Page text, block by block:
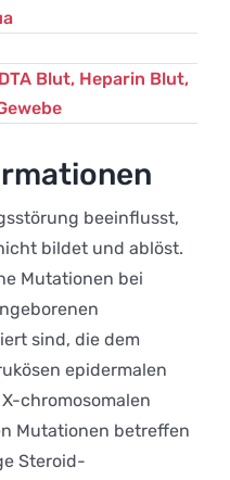
Blut, Heparin Blut,
beeinflusst,
bildet und ablöst.
Mutationen bei
sind, die dem
epidermalen
X-chromosomalen
Mutationen betreffen
Steroid-